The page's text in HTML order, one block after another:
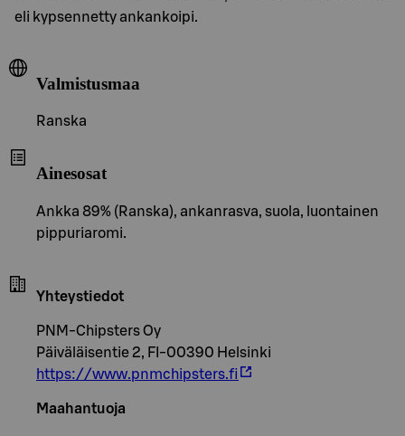
eli kypsennetty ankankoipi.
Valmistusmaa
Ranska
Ainesosat
Ankka 89% (Ranska), ankanrasva, suola, luontainen
pippuriaromi.
Yhteystiedot
PNM-Chipsters Oy
Päiväläisentie 2, FI-00390 Helsinki
https://www.pnmchipsters.fi
Maahantuoja